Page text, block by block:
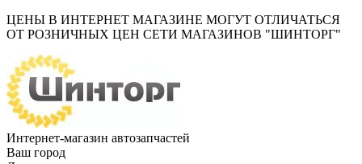
ЦЕНЫ В ИНТЕРНЕТ МАГАЗИНЕ МОГУТ ОТЛИЧАТЬСЯ
ОТ РОЗНИЧНЫХ ЦЕН СЕТИ МАГАЗИНОВ "ШИНТОРГ"
Интернет-магазин автозапчастей
Ваш город